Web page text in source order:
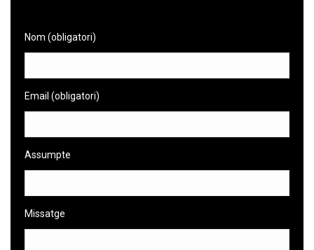
Nom (obligatori)
Email (obligatori)
Assumpte
Missatge